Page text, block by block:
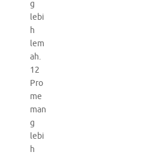
g
lebi
h
lem
ah.
12
Pro
me
man
g
lebi
h